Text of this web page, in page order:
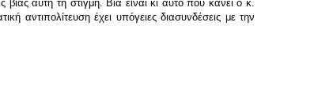
βίας αυτή τη στιγμή. Βία είναι κι αυτό που κάνει ο κ.
αντιπολίτευση έχει υπόγειες διασυνδέσεις με την